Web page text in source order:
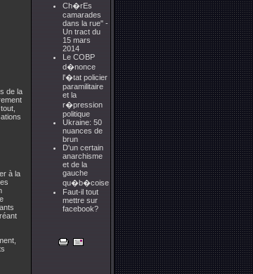
de la
à la
Ch�rEs
camarades
dans la rue" -
Un tract du
15 mars
2014
Le COBP
d�nonce
l'�tat policier
paramilitaire
et la
r�pression
politique
Ukraine: 50
nuances de
brun
D'un certain
anarchisme
et de la
gauche
qu�b�coise
Faut-il tout
mettre sur
facebook?